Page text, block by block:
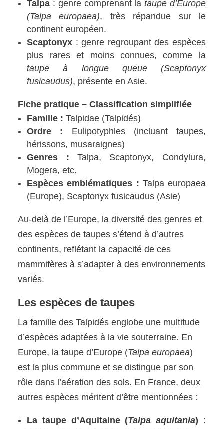
Talpa : genre comprenant lataupe d’Europe
(Talpa europaea), très répandue sur le
continent européen.
Scaptonyx : genre regroupant des espèces
plus rares et moins connues, comme la
taupe à longue queue (Scaptonyx
fusicaudus), présente en Asie.
Fiche pratique – Classification simplifiée
Famille : Talpidae (Talpidés)
Ordre : Eulipotyphles (incluant taupes,
hérissons, musaraignes)
Genres : Talpa, Scaptonyx, Condylura,
Mogera, etc.
Espèces emblématiques : Talpa europaea
(Europe), Scaptonyx fusicaudus (Asie)
Au-delà de l’Europe, la diversité des genres et
des espèces de taupes s’étend à d’autres
continents, reflétant la capacité de ces
mammifères à s’adapter à des environnements
variés.
Les espèces de taupes
La famille des Talpidés englobe une multitude
d’espèces adaptées à la vie souterraine. En
Europe, la taupe d’Europe (Talpa europaea)
est la plus commune et se distingue par son
rôle dans l’aération des sols. En France, deux
autres espèces méritent d’être mentionnées :
La taupe d’Aquitaine (Talpa aquitania) :